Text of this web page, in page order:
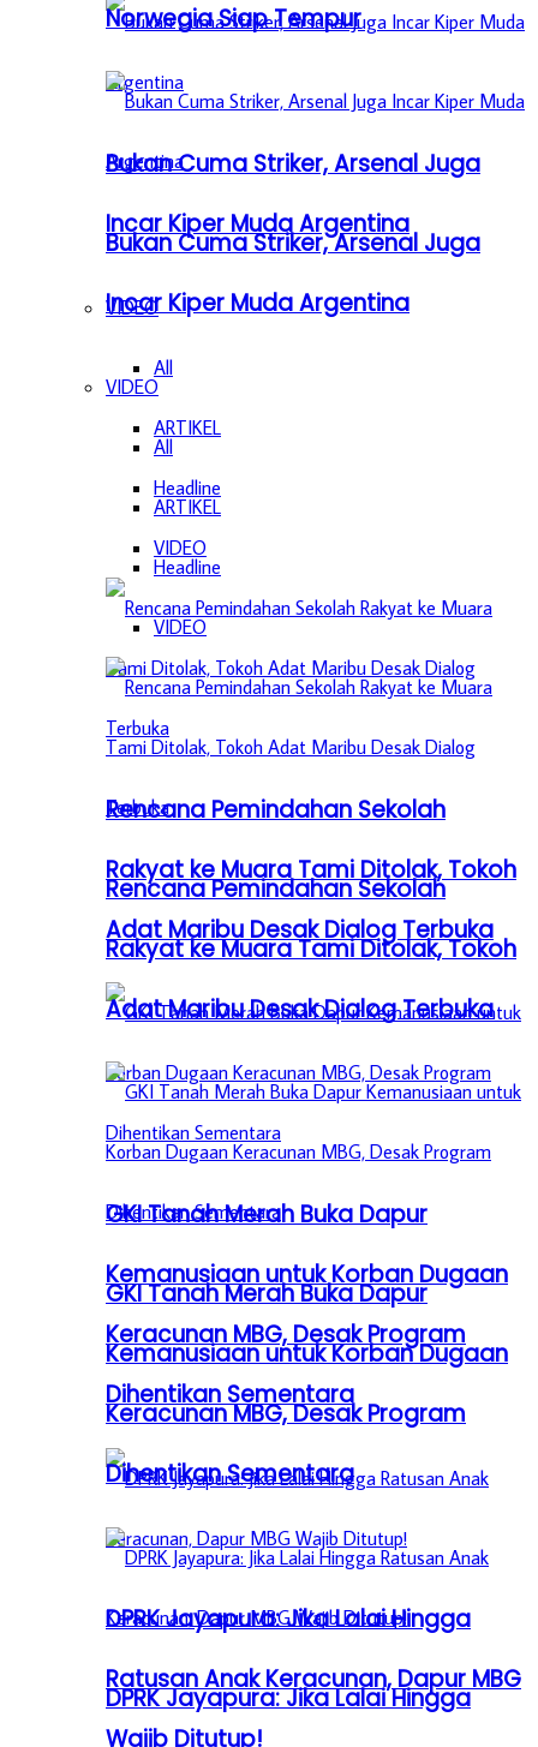
Bukan Cuma Striker, Arsenal Juga
Incar Kiper Muda Argentina
VIDEO
All
ARTIKEL
Headline
VIDEO
Rencana Pemindahan Sekolah
Rakyat ke Muara Tami Ditolak, Tokoh
Adat Maribu Desak Dialog Terbuka
GKI Tanah Merah Buka Dapur
Kemanusiaan untuk Korban Dugaan
Keracunan MBG, Desak Program
Dihentikan Sementara
DPRK Jayapura: Jika Lalai Hingga
Ratusan Anak Keracunan, Dapur MBG
Wajib Ditutup!
Norwegia Siap Tempur
Bukan Cuma Striker, Arsenal Juga
Incar Kiper Muda Argentina
VIDEO
All
ARTIKEL
Headline
VIDEO
Rencana Pemindahan Sekolah
Rakyat ke Muara Tami Ditolak, Tokoh
Adat Maribu Desak Dialog Terbuka
GKI Tanah Merah Buka Dapur
Kemanusiaan untuk Korban Dugaan
Keracunan MBG, Desak Program
Dihentikan Sementara
DPRK Jayapura: Jika Lalai Hingga